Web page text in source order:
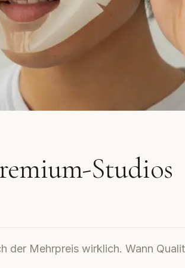
Studios
der Mehrpreis wirklich. Wann